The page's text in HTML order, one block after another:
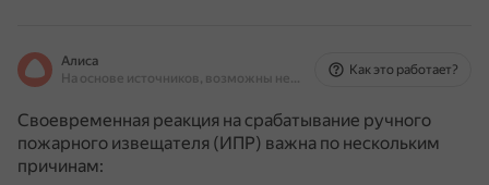
Алиса
На основе источников, возможны неточности
Как это работает?
Своевременная реакция на срабатывание ручного
пожарного извещателя (ИПР) важна по нескольким
причинам: